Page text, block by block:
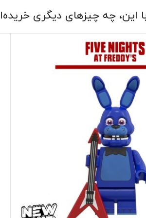
این، چه چیزهای دیگری